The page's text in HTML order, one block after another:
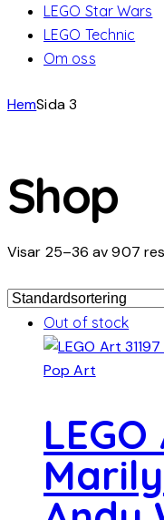
LEGO Star Wars
LEGO Technic
Om oss
HemSida 3
Shop
Visar 25–36 av 907
Out of stock
LEGO